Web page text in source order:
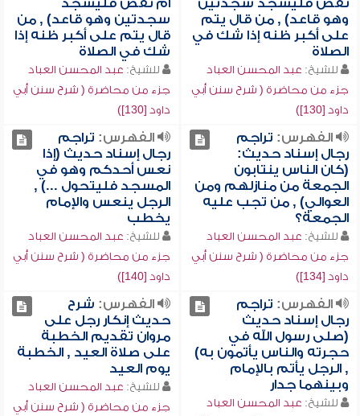
نقص فليسجد سجدتين
وهو قاعد) , من قال يتم
على أكبر ظنه إذا شك في
الصلاة
للشيخ: عبد المحسن العباد
جزء من محاضرة ( شرح سنن أبي
داود [130])
أم نقص فليسجد
سجدتين وهو قاعد) , من
قال يتم على أكبر ظنه إذا
شك في الصلاة
للشيخ: عبد المحسن العباد
جزء من محاضرة ( شرح سنن أبي
داود [130])
الفهرس: تراجم
رجال إسناد حديث:
(كان الناس ينتابون
الجمعة من منازلهم ومن
العوالي) , من تجب عليه
الجمعة؟
للشيخ: عبد المحسن العباد
جزء من محاضرة ( شرح سنن أبي
داود [134])
الفهرس: تراجم
رجال إسناد حديث (إذا
نعس أحدكم وهو في
المسجد فليتحول ...) ,
الرجل ينعس والإمام
يخطب
للشيخ: عبد المحسن العباد
جزء من محاضرة ( شرح سنن أبي
داود [140])
الفهرس: تراجم
رجال إسناد حديث
(صلى رسول الله في
حجرته والناس يأتمون به)
, الرجل يأتم بالإمام
وبينهما جدار
للشيخ: عبد المحسن العباد
الفهرس: شرح
حديث إنكار رجل على
مروان تقديم الخطبة
على صلاة العيد , الخطبة
يوم العيد
للشيخ: عبد المحسن العباد
جزء من محاضرة ( شرح سنن أبي